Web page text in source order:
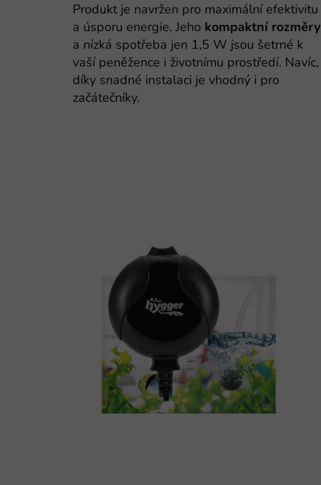
Produkt je navržen pro maximální efektivitu
a úsporu energie. Jeho kompaktní rozměry
a nízká spotřeba jen 1,5 W jsou šetrné k
vaší peněžence i životnímu prostředí. Navíc,
díky snadné instalaci je vhodný i pro
začátečníky.